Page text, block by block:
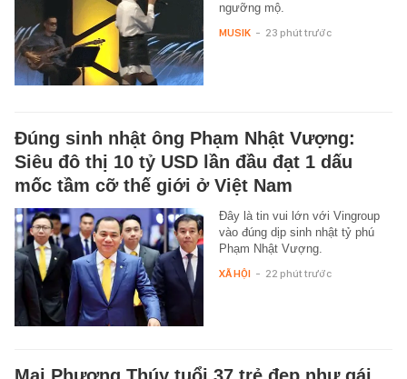
ngưỡng mộ.
MUSIK - 23 phút trước
Đúng sinh nhật ông Phạm Nhật Vượng:
Siêu đô thị 10 tỷ USD lần đầu đạt 1 dấu
mốc tầm cỡ thế giới ở Việt Nam
Đây là tin vui lớn với Vingroup
vào đúng dịp sinh nhật tỷ phú
Phạm Nhật Vượng.
XÃ HỘI - 22 phút trước